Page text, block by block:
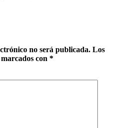
no será publicada. Los
con *